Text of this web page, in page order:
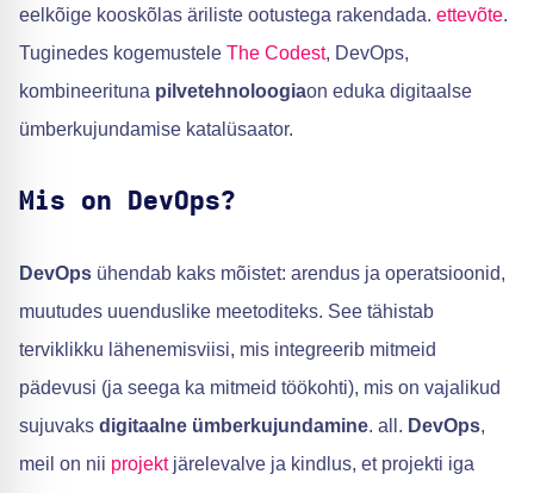
eelkõige kooskõlas äriliste ootustega rakendada. ettevõte.
Tuginedes kogemustele The Codest, DevOps,
kombineerituna pilvetehnoloogiaon eduka digitaalse
ümberkujundamise katalüsaator.
Mis on DevOps?
DevOps ühendab kaks mõistet: arendus ja operatsioonid,
muutudes uuenduslike meetoditeks. See tähistab
terviklikku lähenemisviisi, mis integreerib mitmeid
pädevusi (ja seega ka mitmeid töökohti), mis on vajalikud
sujuvaks digitaalne ümberkujundamine. all. DevOps,
meil on nii projektjärelevalve ja kindlus, et projekti iga